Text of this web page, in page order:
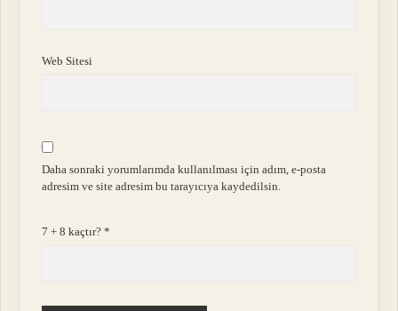
Web Sitesi
Daha sonraki yorumlarımda kullanılması için adım, e-posta
adresim ve site adresim bu tarayıcıya kaydedilsin.
7 + 8 kaçtır?*